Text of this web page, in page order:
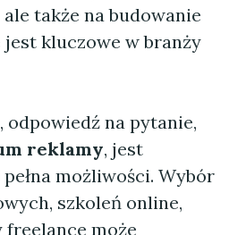
także na budowanie
kluczowe w branży
odpowiedź na pytanie,
reklamy, jest
możliwości. Wybór
szkoleń online,
freelance może